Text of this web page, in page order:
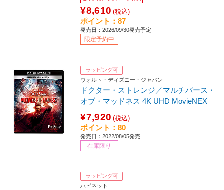
¥8,610 (税込)
ポイント：87
発売日：2026/09/30発売予定
限定予約中
ラッピング可
ウォルト・ディズニー・ジャパン
ドクター・ストレンジ／マルチバース・
オブ・マッドネス 4K UHD MovieNEX
¥7,920 (税込)
ポイント：80
発売日：2022/08/05発売
在庫限り
ラッピング可
ハピネット